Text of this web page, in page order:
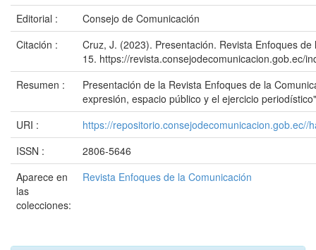
Editorial :
Consejo de Comunicación
Citación :
Cruz, J. (2023). Presentación. Revista Enfoques
15. https://revista.consejodecomunicacion.gob.ec/
Resumen :
Presentación de la Revista Enfoques de la
expresión, espacio público y el ejercicio periodístico"
URI :
https://repositorio.consejodecomunicacion.gob.ec//
ISSN :
2806-5646
Aparece en
las
colecciones:
Revista Enfoques de la Comunicación